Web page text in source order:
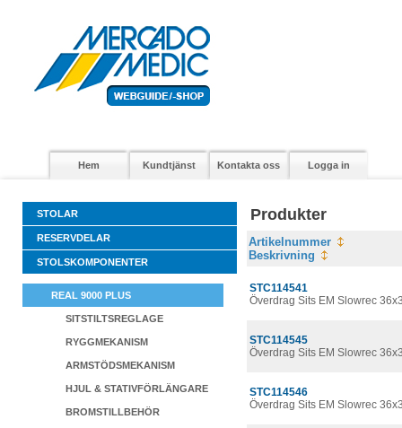
Hem Kundtjänst Kontakta oss Logga in
STOLAR
RESERVDELAR
STOLSKOMPONENTER
REAL 9000 PLUS
SITSTILTSREGLAGE
RYGGMEKANISM
ARMSTÖDSMEKANISM
HJUL & STATIVFÖRLÄNGARE
BROMSTILLBEHÖR
Produkter
Artikelnummer
Beskrivning
STC114541
Överdrag Sits EM Slowrec
STC114545
Överdrag Sits EM Slowrec
STC114546
Överdrag Sits EM Slowrec